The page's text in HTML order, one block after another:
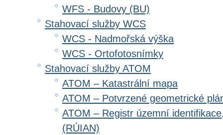
WFS - Budovy (BU)
Stahovací služby WCS
WCS - Nadmořská výška
WCS - Ortofotosnímky
Stahovací služby ATOM
ATOM – Katastrální mapa
ATOM – Potvrzené geometrické
ATOM – Registr územní
(RÚIAN)